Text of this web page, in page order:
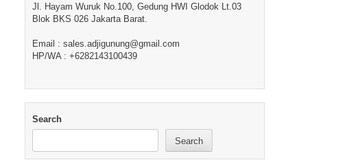
Jl. Hayam Wuruk No.100, Gedung HWI Glodok Lt.03
Blok BKS 026 Jakarta Barat.
Email : sales.adjigunung@gmail.com
HP/WA : +6282143100439
Search
Search